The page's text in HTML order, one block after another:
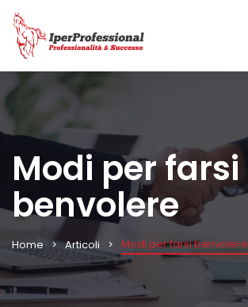
Modi per farsi
benvolere
Home Articoli Modi per farsi benvolere